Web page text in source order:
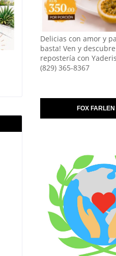
Delicias con amor y
basta! Ven y
repostería con
(829) 365-8367
FOX